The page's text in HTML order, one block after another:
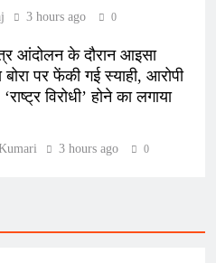
3 hours ago 0
आंदोलन के दौरान आइसा
बोरा पर फेंकी गई स्याही, आरोपी
विरोधी’ होने का लगाया
3 hours ago 0